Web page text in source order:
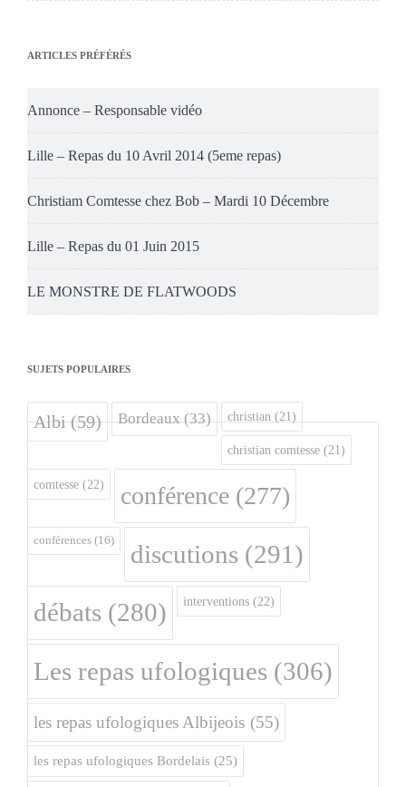
ARTICLES PRÉFÉRÉS
Annonce – Responsable vidéo
Lille – Repas du 10 Avril 2014 (5eme repas)
Christiam Comtesse chez Bob – Mardi 10 Décembre
Lille – Repas du 01 Juin 2015
LE MONSTRE DE FLATWOODS
SUJETS POPULAIRES
Albi(59) Bordeaux(33) christian (21)
christian comtesse (21)
comtesse (22) conférence (277)
conférences (16) discutions (291)
débats (280) interventions (22)
Les repas ufologiques (306)
les repas ufologiques Albijeois (55)
les repas ufologiques Bordelais (25)